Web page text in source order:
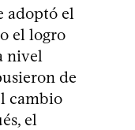
adoptó el
el logro
nivel
de
cambio
el